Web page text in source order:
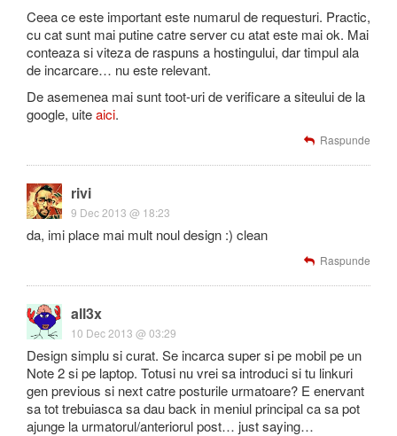
Ceea ce este important este numarul de requesturi. Practic,
cu cat sunt mai putine catre server cu atat este mai ok. Mai
conteaza si viteza de raspuns a hostingului, dar timpul ala
de incarcare… nu este relevant.
De asemenea mai sunt toot-uri de verificare a siteului de la
google, uiteaici.
Raspunde
rivi
9 Dec 2013 @ 18:23
da, imi place mai mult noul design :) clean
Raspunde
all3x
10 Dec 2013 @ 03:29
Design simplu si curat. Se incarca super si pe mobil pe un
Note 2 si pe laptop. Totusi nu vrei sa introduci si tu linkuri
gen previous si next catre posturile urmatoare? E enervant
sa tot trebuiasca sa dau back in meniul principal ca sa pot
ajunge la urmatorul/anteriorul post… just saying…